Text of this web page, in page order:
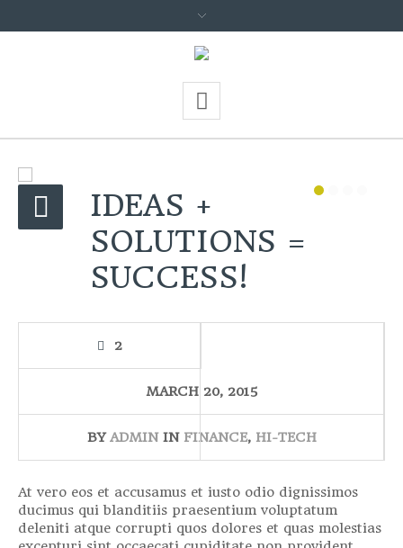
IDEAS +
SOLUTIONS =
SUCCESS!
2
MARCH 20, 2015
BYADMIN IN FINANCE, HI-TECH
At vero eos et accusamus et iusto odio dignissimos
ducimus qui blanditiis praesentium voluptatum
deleniti atque corrupti quos dolores et quas molestias